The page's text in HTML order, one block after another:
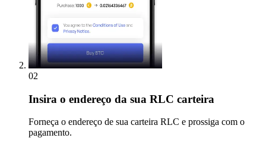
02
Insira o endereço da sua RLC carteira
Forneça o endereço de sua carteira RLC e prossiga com o
pagamento.